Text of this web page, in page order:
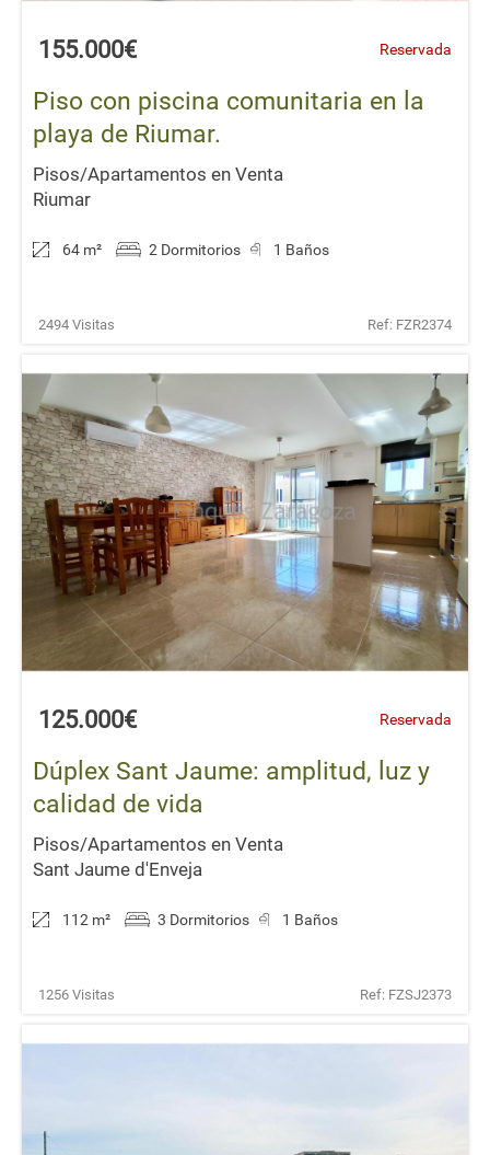
155.000€ Reservada
Piso con piscina comunitaria en la
playa de Riumar.
Pisos/Apartamentos en Venta
Riumar
64 m² 2 Dormitorios 1 Baños
2494 Visitas Ref: FZR2374
125.000€ Reservada
Dúplex Sant Jaume: amplitud, luz y
calidad de vida
Pisos/Apartamentos en Venta
Sant Jaume d'Enveja
112 m² 3 Dormitorios 1 Baños
1256 Visitas Ref: FZSJ2373